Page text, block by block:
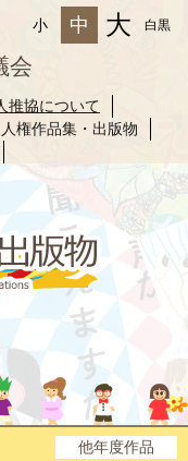
小 中 大 白黒
会
推協について
人権作品集・出版物
他年度作品